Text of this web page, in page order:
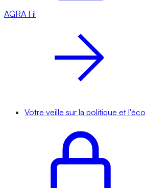
AGRA Fil
Votre veille sur la politique et